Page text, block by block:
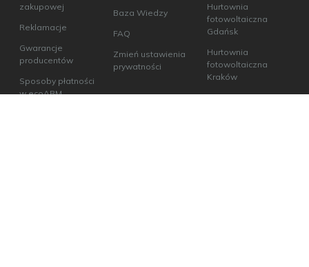
zakupowej
Reklamacje
Gwarancje
producentów
Sposoby płatności
w ecoABM
Baza Wiedzy
FAQ
Zmień ustawienia
prywatności
Hurtownia
fotowoltaiczna
Gdańsk
Hurtownia
fotowoltaiczna
Kraków
Hurtownia